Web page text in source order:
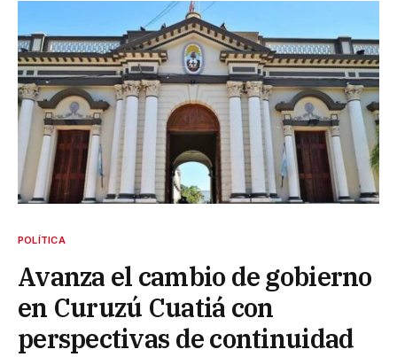
POLÍTICA
Avanza el cambio de gobierno
en Curuzú Cuatiá con
perspectivas de continuidad